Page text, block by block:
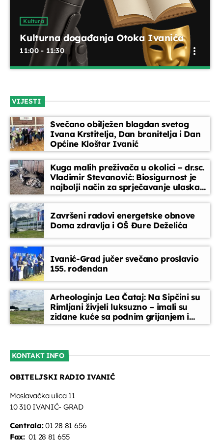
EPP reklame
11:50 - 12:00
Telefonski oglasi
12:05 - 12:45
Dnevnik
12:45 - 13:00
Kultura
Kulturna događanja Otoka Ivanića
11:00 - 11:30 more_vert
Otoka Ivanića. Izvještaji s izložbi, koncerata, kazališnih
predstava i ostalih kulturnih manifestacija – sve na jednom
mjestu za ljubitelje umjetnosti i tradicije.
VIJESTI
Svečano obilježen blagdan svetog
Ivana Krstitelja, Dan branitelja i Dan
Općine Kloštar Ivanić
Kuga malih preživača u okolici – dr.sc.
Vladimir Stevanović: Biosigurnost je
najbolji način za sprječavanje ulaska
bolesti
Završeni radovi energetske obnove
Doma zdravlja i OŠ Đure Deželića
Ivanić-Grad jučer svečano proslavio
155. rođendan
Arheologinja Lea Čataj: Na Sipčini su
Rimljani živjeli luksuzno – imali su
zidane kuće sa podnim grijanjem i
oslikanim zidovima
KONTAKT INFO
OBITELJSKI RADIO IVANIĆ
Moslavačka ulica 11
10 310 IVANIĆ- GRAD
Centrala:01 28 81 656
Fax:01 28 81 655